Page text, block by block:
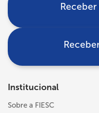
Institucional
Sobre a FIESC